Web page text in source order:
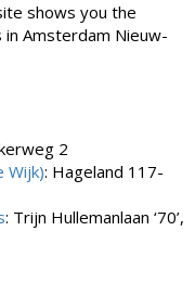
shows you the
Amsterdam Nieuw-
2
Wijk): Hageland 117-
: Trijn Hullemanlaan ‘70’,